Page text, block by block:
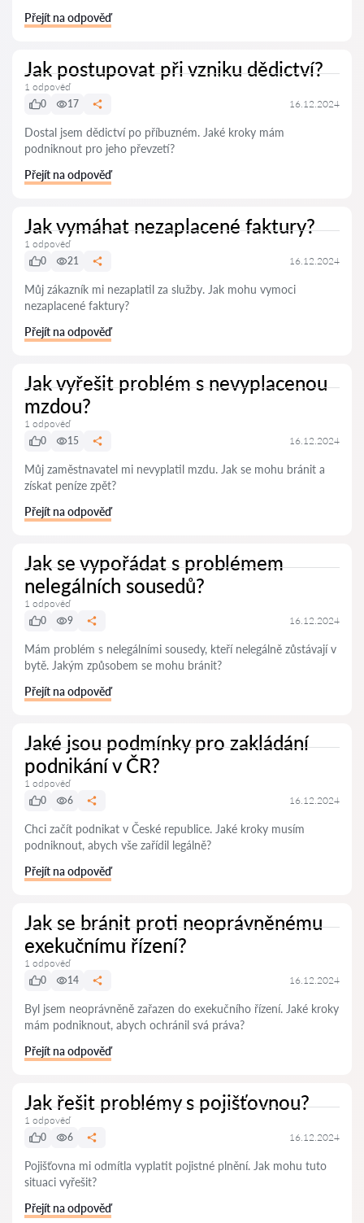
Přejít na odpověď
Jak postupovat při vzniku dědictví?
1 odpověď
0
17 16.12.2024
Dostal jsem dědictví po příbuzném. Jaké kroky mám
podniknout pro jeho převzetí?
Přejít na odpověď
Jak vymáhat nezaplacené faktury?
1 odpověď
0
21 16.12.2024
Můj zákazník mi nezaplatil za služby. Jak mohu vymoci
nezaplacené faktury?
Přejít na odpověď
Jak vyřešit problém s nevyplacenou
mzdou?
1 odpověď
0
15 16.12.2024
Můj zaměstnavatel mi nevyplatil mzdu. Jak se mohu bránit a
získat peníze zpět?
Přejít na odpověď
Jak se vypořádat s problémem
nelegálních sousedů?
1 odpověď
0
9 16.12.2024
Mám problém s nelegálními sousedy, kteří nelegálně zůstávají v
bytě. Jakým způsobem se mohu bránit?
Přejít na odpověď
Jaké jsou podmínky pro zakládání
podnikání v ČR?
1 odpověď
0
6 16.12.2024
Chci začít podnikat v České republice. Jaké kroky musím
podniknout, abych vše zařídil legálně?
Přejít na odpověď
Jak se bránit proti neoprávněnému
exekučnímu řízení?
1 odpověď
0
14 16.12.2024
Byl jsem neoprávněně zařazen do exekučního řízení. Jaké kroky
mám podniknout, abych ochránil svá práva?
Přejít na odpověď
Jak řešit problémy s pojišťovnou?
1 odpověď
0
6 16.12.2024
Pojišťovna mi odmítla vyplatit pojistné plnění. Jak mohu tuto
situaci vyřešit?
Přejít na odpověď